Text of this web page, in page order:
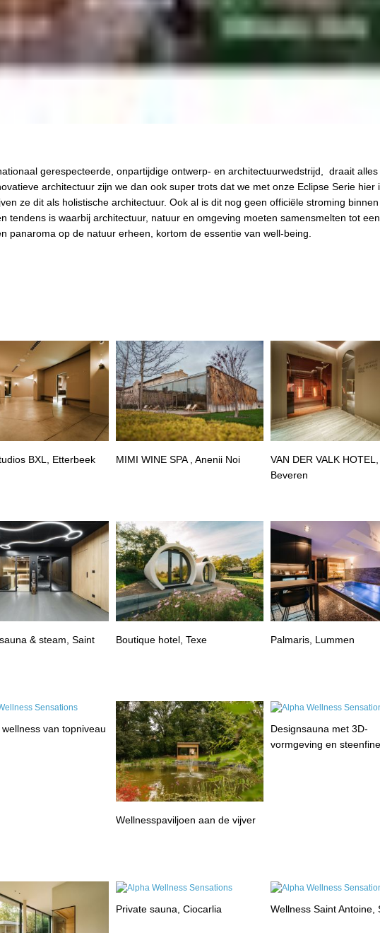
gerespecteerde, onpartijdige ontwerp- en architectuurwedstrijd, draait
architectuur zijn we dan ook super trots dat we met onze Eclipse Serie hier
ze dit als holistische architectuur. Ook al is dit nog geen officiële stroming
tendens is waarbij architectuur, natuur en omgeving moeten samensmelten tot
panaroma op de natuur erheen, kortom de essentie van well-being.
BXL, Etterbeek MIMI WINE SPA , Anenii Noi
VAN DER VALK HOTEL,
Beveren
& steam, Saint
Boutique hotel, Texe Palmaris, Lummen
wellness van topniveau
Wellnesspaviljoen aan de vijver
Designsauna met 3D-
vormgeving en
Private sauna, Ciocarlia Wellness Saint Antoine,